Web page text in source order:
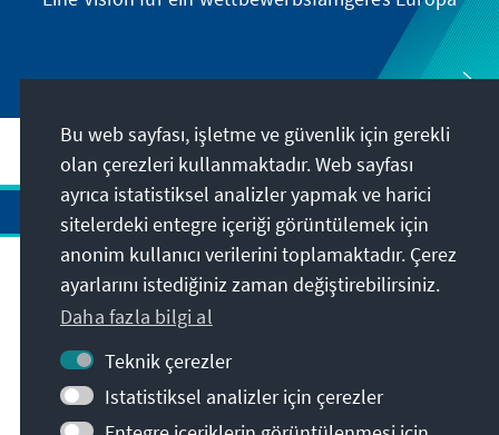
Adres
İletişim
Bunlara da göz atabilirsiniz
Bu web sayfası, işletme ve güvenlik için gerekli
olan çerezleri kullanmaktadır. Web sayfası
ayrıca istatistiksel analizler yapmak ve harici
sitelerdeki entegre içeriği görüntülemek için
anonim kullanıcı verilerini toplamaktadır. Çerez
ayarlarını istediğiniz zaman değiştirebilirsiniz.
Daha fazla bilgi al
Teknik çerezler
Istatistiksel analizler için çerezler